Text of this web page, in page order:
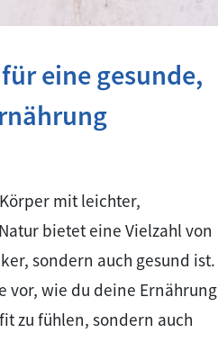
eine gesunde,
mit leichter,
bietet eine Vielzahl von
sondern auch gesund ist.
vor, wie du deine Ernährung
zu fühlen, sondern auch